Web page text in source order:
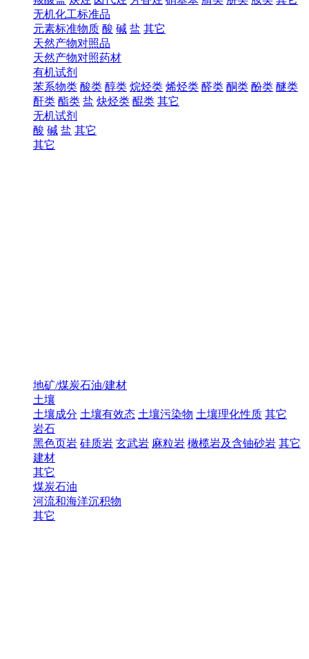
无机化工标准品
元素标准物质 酸 碱 盐 其它
天然产物对照品
天然产物对照药材
有机试剂
苯系物类 酸类 醇类 烷烃类 烯烃类 醛类 酮类 酚类 醚类
酐类 酯类 盐 炔烃类 醌类 其它
无机试剂
酸 碱 盐 其它
其它
地矿/煤炭石油/建材
土壤
土壤成分 土壤有效态 土壤污染物 土壤理化性质 其它
岩石
黑色页岩 硅质岩 玄武岩 麻粒岩 橄榄岩及含铀砂岩 其它
建材
其它
煤炭石油
河流和海洋沉积物
其它